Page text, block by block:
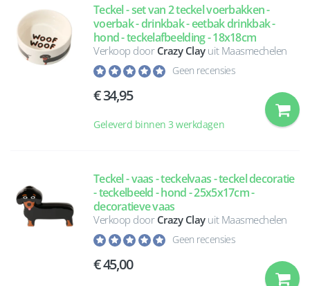
Teckel - set van 2 teckel voerbakken -
voerbak - drinkbak - eetbak drinkbak -
hond - teckelafbeelding - 18x18cm
Verkoop door Crazy Clayuit Maasmechelen
Geen recensies
34,95
Geleverd binnen 3 werkdagen
Teckel - vaas - teckelvaas - teckel decoratie
- teckelbeeld - hond - 25x5x17cm -
decoratieve vaas
Verkoop door Crazy Clayuit Maasmechelen
Geen recensies
45,00